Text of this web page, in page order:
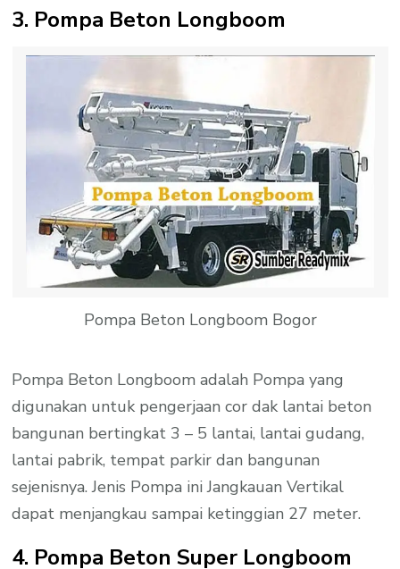
3. Pompa Beton Longboom
Pompa Beton Longboom Bogor
Pompa Beton Longboom adalah Pompa yang
digunakan untuk pengerjaan cor dak lantai beton
bangunan bertingkat 3 – 5 lantai, lantai gudang,
lantai pabrik, tempat parkir dan bangunan
sejenisnya. Jenis Pompa ini Jangkauan Vertikal
dapat menjangkau sampai ketinggian 27 meter.
4. Pompa Beton Super Longboom